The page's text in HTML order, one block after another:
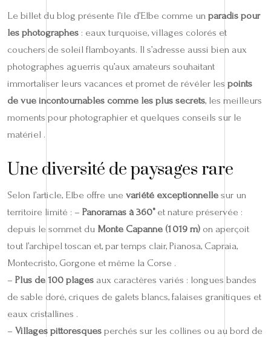
Le billet du blog présente l’île d’Elbe comme un paradis pour
les photographes : eaux turquoise, villages colorés et
couchers de soleil flamboyants. Il s’adresse aussi bien aux
photographes aguerris qu’aux amateurs souhaitant
immortaliser leurs vacances et promet de révéler les points
de vue incontournables comme les plus secrets, les meilleurs
moments pour photographier et quelques conseils sur le
matériel .
Une diversité de paysages rare
Selon l’article, Elbe offre une variété exceptionnelle sur un
territoire limité : – Panoramas à 360°et nature préservée :
depuis le sommet du Monte Capanne (1 019 m) on aperçoit
tout l’archipel toscan et, par temps clair, Pianosa, Capraia,
Montecristo, Gorgone et même la Corse .
– Plus de 100 plages aux caractères variés : longues bandes
de sable doré, criques de galets blancs, falaises granitiques et
eaux cristallines .
– Villages pittoresques perchés sur les collines ou au bord de